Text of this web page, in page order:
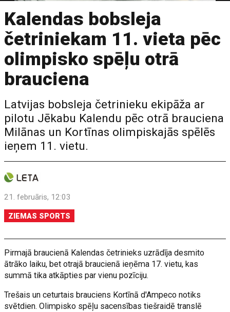
Kalendas bobsleja
četriniekam 11. vieta pēc
olimpisko spēļu otrā
brauciena
Latvijas bobsleja četrinieku ekipāža ar
pilotu Jēkabu Kalendu pēc otrā brauciena
Milānas un Kortīnas olimpiskajās spēlēs
ieņem 11. vietu.
21. februāris, 12:03
ZIEMAS SPORTS
Pirmajā braucienā Kalendas četrinieks uzrādīja desmito
ātrāko laiku, bet otrajā braucienā ieņēma 17. vietu, kas
summā tika atkāpties par vienu pozīciju.
Trešais un ceturtais brauciens Kortīnā d'Ampeco notiks
svētdien. Olimpisko spēļu sacensības tiešraidē translē